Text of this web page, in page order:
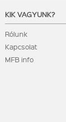
KIK VAGYUNK?
Rólunk
Kapcsolat
MFB info